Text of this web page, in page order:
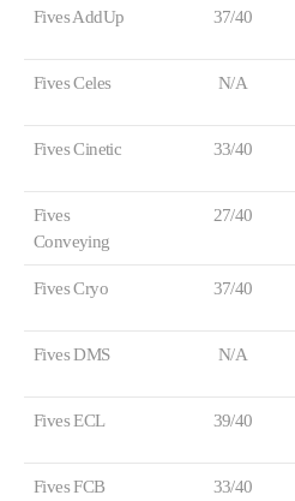
Fives AddUp 37/40
Fives Celes N/A
Fives Cinetic 33/40
Fives
Conveying
27/40
Fives Cryo 37/40
Fives DMS N/A
Fives ECL 39/40
Fives FCB 33/40